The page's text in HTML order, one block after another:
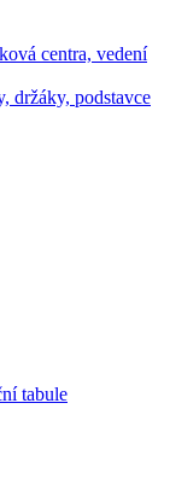
centra, vedení
držáky, podstavce
tabule